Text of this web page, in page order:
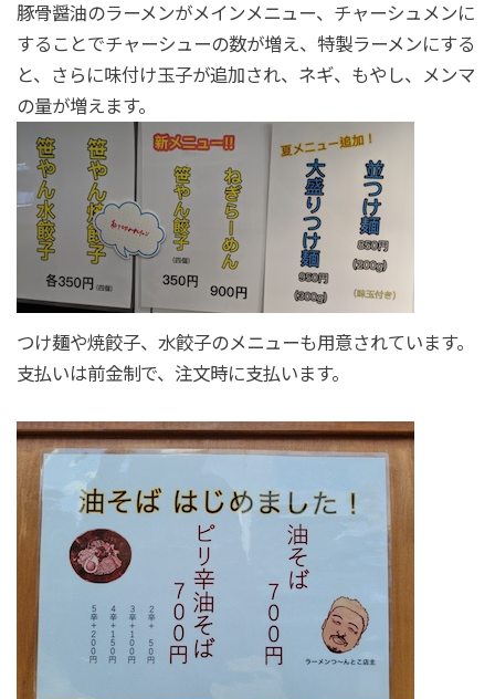
豚骨醤油のラーメンがメインメニュー、チャーシュメンに
することでチャーシューの数が増え、特製ラーメンにする
と、さらに味付け玉子が追加され、ネギ、もやし、メンマ
の量が増えます。
つけ麺や焼餃子、水餃子のメニューも用意されています。
支払いは前金制で、注文時に支払います。